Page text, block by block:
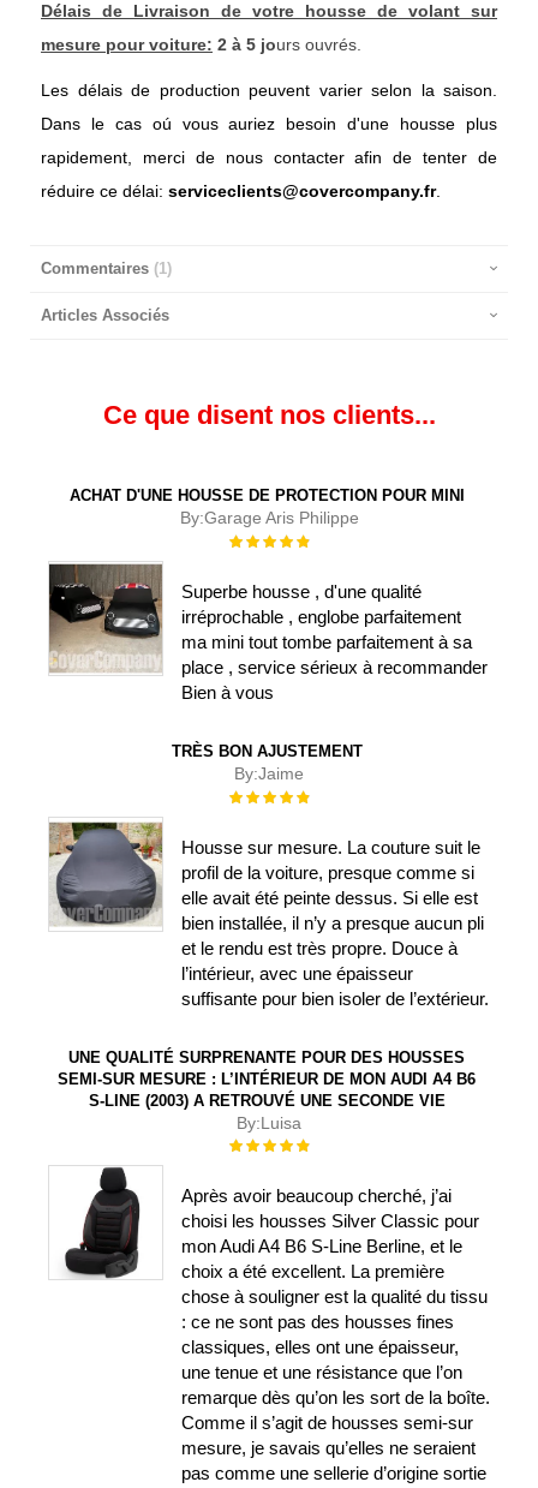
Délais de Livraison de votre housse de volant sur
mesure pour voiture: 2 à 5 jours ouvrés.
Les délais de production peuvent varier selon la saison.
Dans le cas oú vous auriez besoin d'une housse plus
rapidement, merci de nous contacter afin de tenter de
réduire ce délai: serviceclients@covercompany.fr.
Commentaires 1
Articles Associés
Ce que disent nos clients...
ACHAT D'UNE HOUSSE DE PROTECTION POUR MINI
By:Garage Aris Philippe
Évaluation :
Superbe housse , d'une qualité
irréprochable , englobe parfaitement
ma mini tout tombe parfaitement à sa
place , service sérieux à recommander
Bien à vous
TRÈS BON AJUSTEMENT
By:Jaime
Évaluation :
Housse sur mesure. La couture suit le
profil de la voiture, presque comme si
elle avait été peinte dessus. Si elle est
bien installée, il n’y a presque aucun pli
et le rendu est très propre. Douce à
l’intérieur, avec une épaisseur
suffisante pour bien isoler de l’extérieur.
UNE QUALITÉ SURPRENANTE POUR DES HOUSSES
SEMI-SUR MESURE : L’INTÉRIEUR DE MON AUDI A4 B6
S-LINE (2003) A RETROUVÉ UNE SECONDE VIE
By:Luisa
Évaluation :
Après avoir beaucoup cherché, j’ai
choisi les housses Silver Classic pour
mon Audi A4 B6 S-Line Berline, et le
choix a été excellent. La première
chose à souligner est la qualité du tissu
: ce ne sont pas des housses fines
classiques, elles ont une épaisseur,
une tenue et une résistance que l’on
remarque dès qu’on les sort de la boîte.
Comme il s’agit de housses semi-sur
mesure, je savais qu’elles ne seraient
pas comme une sellerie d’origine sortie